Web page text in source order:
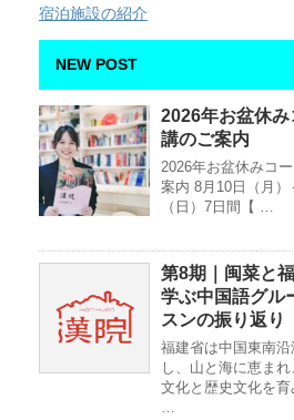
宿泊施設の紹介
NEW POST
2026年お盆休み
講のご案内
2026年お盆休みコ
案内 8月10日（月）
（日）7日間【 …
第8期｜闽菜と
学ぶ中国語グル
スンの振り返り
福建省は中国東南
し、山と海に恵ま
文化と歴史文化を育
…